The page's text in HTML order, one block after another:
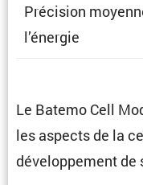
Préci­sion
l’énergie
Le Batemo Cell
les aspects de la
dévelop­pe­ment de